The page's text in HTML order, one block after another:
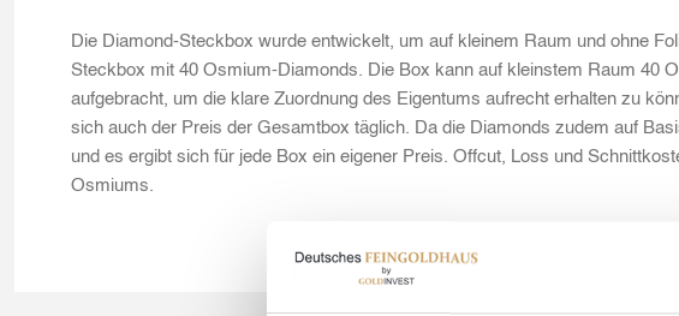
Die Diamond-Steckbox wurde entwickelt, um auf kleinem Raum und ohne
Steckbox mit 40 Osmium-Diamonds. Die Box kann auf kleinstem Raum 40
aufgebracht, um die klare Zuordnung des Eigentums aufrecht erhalten zu
sich auch der Preis der Gesamtbox täglich. Da die Diamonds zudem auf
und es ergibt sich für jede Box ein eigener Preis. Offcut, Loss und
Osmiums.